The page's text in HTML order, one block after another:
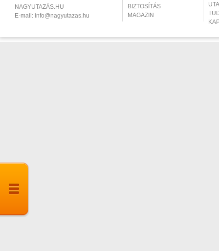
NAGYUTAZÁS.HU
E-mail: info@nagyutazas.hu
BIZTOSÍTÁS
MAGAZIN